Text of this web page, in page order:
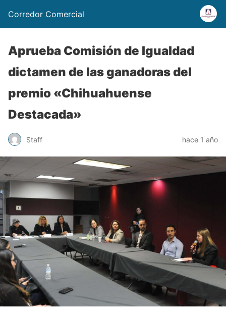
Corredor Comercial
Aprueba Comisión de Igualdad
dictamen de las ganadoras del
premio «Chihuahuense
Destacada»
Staff hace 1 año